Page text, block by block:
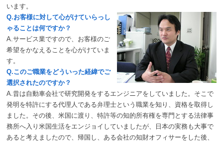
います。
Q.お客様に対して心がけていらっし
ゃることは何ですか？
A.サービス業ですので、お客様のご
希望をかなえることを心がけていま
す。
Q.このご職業をどういった経緯でご
選択されたのですか？
A.昔は自動車会社で研究開発をするエンジニアをしていました。そこで
発明を特許にする代理人である弁理士という職業を知り、資格を取得し
ました。その後、米国に渡り、特許等の知的所有権を専門とする法律事
務所へ入り米国生活をエンジョイしていましたが、日本の実務も大事で
あると考えましたので、帰国し、ある会社の知財オフィサーをした後、